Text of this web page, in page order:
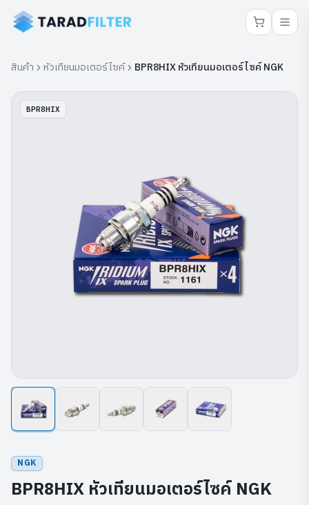
สินค้า หัวเทียนมอเตอร์ไซค์ BPR8HIX หัวเทียนมอเตอร์ไซค์ NGK
BPR8HIX
NGK
BPR8HIX หัวเทียนมอเตอร์ไซค์ NGK